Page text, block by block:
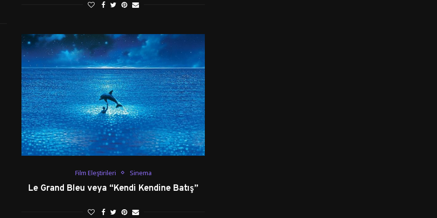
Film Eleştirileri Sinema
Le Grand Bleu veya “Kendi Kendine Batış”